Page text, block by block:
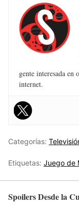
gente interesada
internet.
Categorías:
Etiquetas: Juego de
Spoilers Desde la